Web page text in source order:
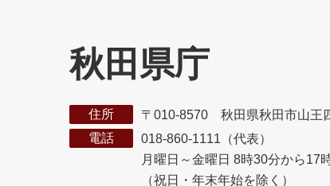
秋田県庁
住所
〒010-8570 秋田県秋田市山王
電話
018-860-1111（代表）
月曜日～金曜日 8時30分から17
（祝日・年末年始を除く）